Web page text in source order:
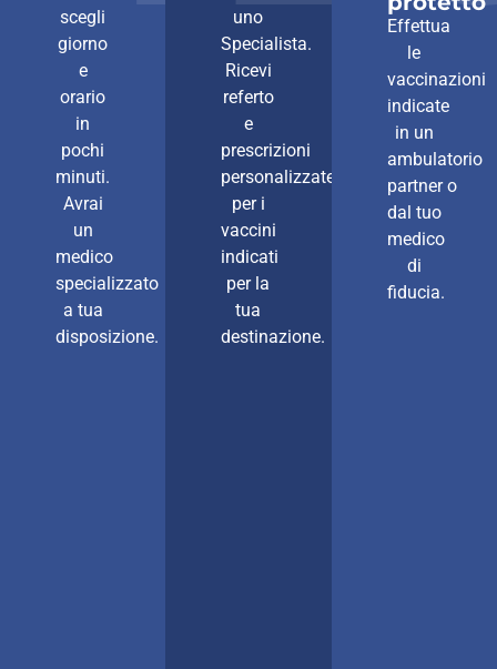
scegli
giorno
e
orario
in
pochi
minuti.
Avrai
un
medico
specializzato
a tua
disposizione.
uno
Specialista.
Ricevi
referto
e
prescrizioni
personalizzate
per i
vaccini
indicati
per la
tua
destinazione.
Effettua
le
vaccinazioni
indicate
in un
ambulatorio
partnero
dal tuo
medico
di
fiducia.